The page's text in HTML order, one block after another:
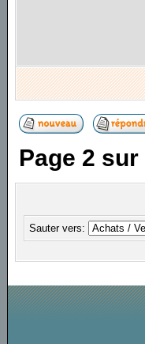
Page 2 sur
Sauter vers: